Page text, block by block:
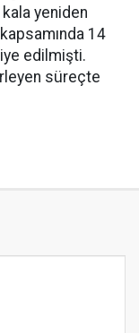
yeniden
14
edilmişti.
süreçte